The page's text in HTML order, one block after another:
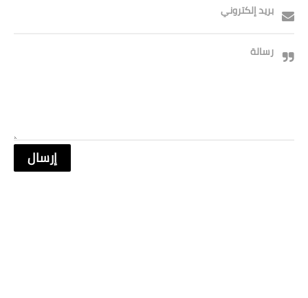
بريد إلكتروني
رسالة